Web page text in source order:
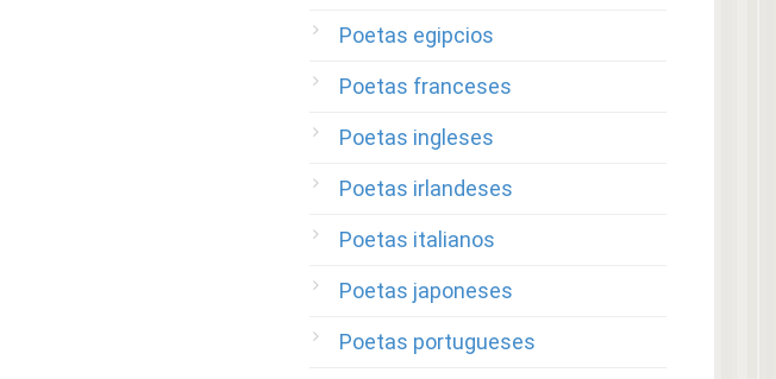
Poetas egipcios
Poetas franceses
Poetas ingleses
Poetas irlandeses
Poetas italianos
Poetas japoneses
Poetas portugueses